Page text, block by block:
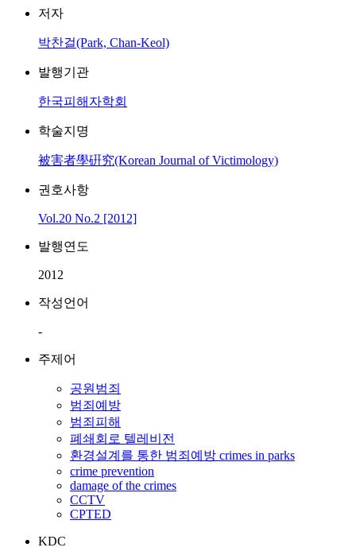
저자
박찬걸(Park, Chan-Keol)
발행기관
한국피해자학회
학술지명
被害者學硏究(Korean Journal of Victimology)
권호사항
Vol.20 No.2 [2012]
발행연도
2012
작성언어
-
주제어
공원범죄
범죄예방
범죄피해
폐쇄회로 텔레비전
환경설계를 통한 범죄예방 crimes in parks
crime prevention
damage of the crimes
CCTV
CPTED
KDC